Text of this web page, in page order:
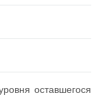
оставшегося